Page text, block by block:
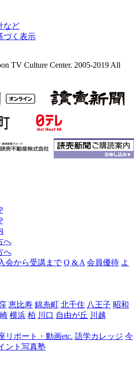
など
づく表示
TV Culture Center. 2005-2019 All
へ
へ
会から受講まで Q & A 会員優待 よ
恵比寿 錦糸町 北千住 八王子 昭和
横浜 柏 川口 自由が丘 川越
リポート・動画etc. 語学カレッジ 今
ント写真塾